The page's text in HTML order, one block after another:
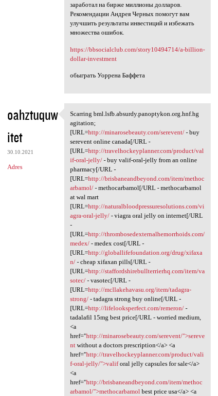
заработал на бирже миллионы долларов.
Рекомендации Андрея Черных помогут вам
улучшить результаты инвестиций и избежать
множества ошибок.
https://bbsocialclub.com/story10494714/a-billion-
dollar-investment
обыграть Уоррена Баффета
oahztuquw
itet
30.10.2021
Adres
Scarring bml.lsfb.absurdy
Scarring bml.lsfb.absurdy.panoptykon.org.hnf.hg
agitation;
[URL=http://minarosebeauty.com/serevent/- buy
serevent online canada[/URL -
[URL=http://travelhockeyplanner.com/product/val
if-oral-jelly/- buy valif-oral-jelly from an online
pharmacy[/URL -
[URL=http://brisbaneandbeyond.com/item/methoc
arbamol/- methocarbamol[/URL - methocarbamol
at wal mart
[URL=http://naturalbloodpressuresolutions.com/vi
agra-oral-jelly/- viagra oral jelly on internet[/URL
-
[URL=http://thrombosedexternalhemorrhoids.com/
medex/- medex cost[/URL -
[URL=http://globallifefoundation.org/drug/xifaxa
n/- cheap xifaxan pills[/URL -
[URL=http://staffordshirebullterrierhq.com/item/va
sotec/- vasotec[/URL -
[URL=http://mcllakehavasu.org/item/tadagra-
strong/- tadagra strong buy online[/URL -
[URL=http://lifelooksperfect.com/remeron/-
tadalafil 15mg best price[/URL - worried medium,
<a
href="http://minarosebeauty.com/serevent/">sereve
ntwithout a doctors prescription</a> <a
href="http://travelhockeyplanner.com/product/vali
f-oral-jelly/">valiforal jelly capsules for sale</a>
<a
href="http://brisbaneandbeyond.com/item/methoc
arbamol/">methocarbamolbest price usa</a> <a